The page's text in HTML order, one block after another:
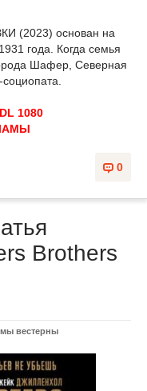
(2023) основан на
года. Когда семья
Шафер, Северная
1080
0
Brothers
вестерны